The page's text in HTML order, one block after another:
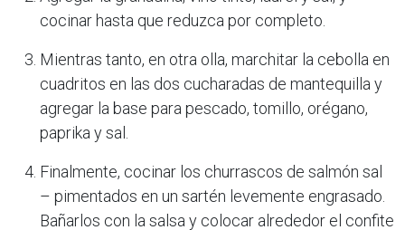
cocinar hasta que reduzca por completo.
Mientras tanto, en otra olla, marchitar la cebolla en
cuadritos en las dos cucharadas de mantequilla y
agregar la base para pescado, tomillo, orégano,
paprika y sal.
Finalmente, cocinar los churrascos de salmón sal
– pimentados en un sartén levemente engrasado.
Bañarlos con la salsa y colocar alrededor el confite